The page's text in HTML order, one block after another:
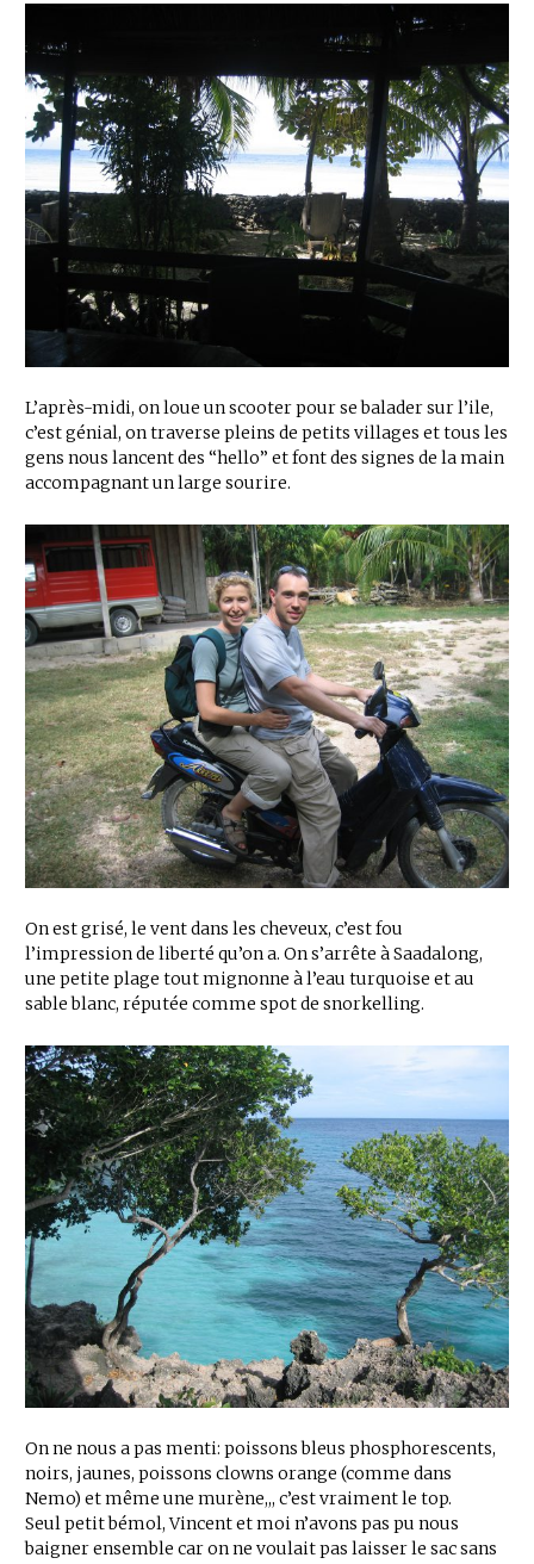
L’après-midi, on loue un scooter pour se balader sur l’ile,
c’est génial, on traverse pleins de petits villages et tous les
gens nous lancent des “hello” et font des signes de la main
accompagnant un large sourire.
On est grisé, le vent dans les cheveux, c’est fou
l’impression de liberté qu’on a. On s’arrête à Saadalong,
une petite plage tout mignonne à l’eau turquoise et au
sable blanc, réputée comme spot de snorkelling.
On ne nous a pas menti: poissons bleus phosphorescents,
noirs, jaunes, poissons clowns orange (comme dans
Nemo) et même une murène,,, c’est vraiment le top.
Seul petit bémol, Vincent et moi n’avons pas pu nous
baigner ensemble car on ne voulait pas laisser le sac sans